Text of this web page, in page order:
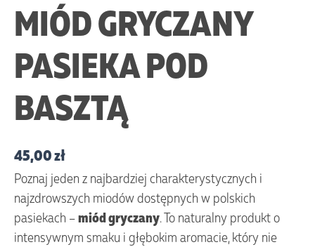
MIÓD GRYCZANY
PASIEKA POD
BASZTĄ
45,00zł
Poznaj jeden z najbardziej charakterystycznych i
najzdrowszych miodów dostępnych w polskich
pasiekach –miód gryczany. To naturalny produkt o
intensywnym smaku i głębokim aromacie, który nie